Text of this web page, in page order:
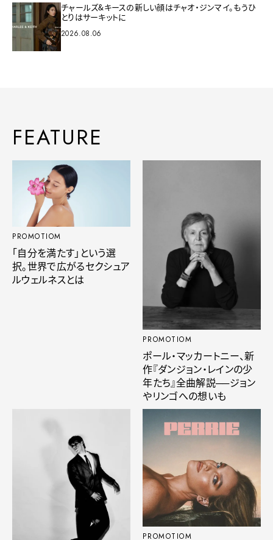
チャールズ&キースの新しい顔はチャオ・ジンマイ。もうひ
とりはサーキットに
2026.08.06
FEATURE
PROMOTIOM
「自分を満たす」という選
択。世界で広がるセクシュア
ルウェルネスとは
PROMOTIOM
ポール・マッカートニー、新
作『ダンジョン・レインの少
年たち』全曲解説──ジョン
やリンゴへの想いも
PROMOTIOM